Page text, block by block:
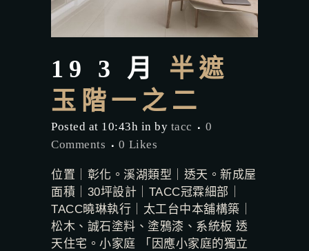
19 3 月
半遮
玉階一之二
Posted at 10:43h in by tacc
0
Comments
0 Likes
位置｜彰化。溪湖類型｜透天。新成屋
面積｜30坪設計｜TACC冠霖細部｜
TACC曉琳執行｜太工台中本舖構築｜
松木、誠石塗料、塗鴉漆、系統板 透
天住宅。小家庭 「因應小家庭的獨立